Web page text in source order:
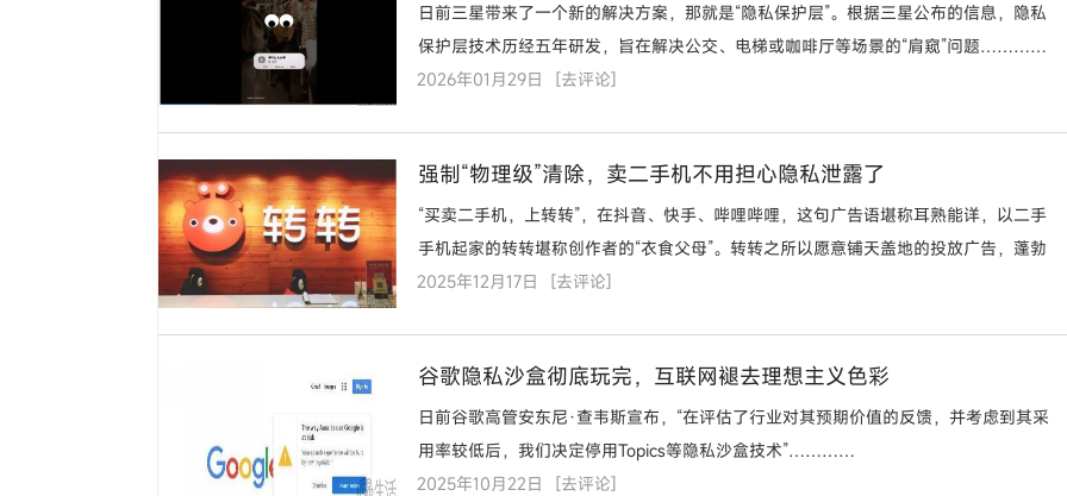
日前三星带来了一个新的解决方案，那就是“隐私保护层”。根据三星公布的信息，隐私
保护层技术历经五年研发，旨在解决公交、电梯或咖啡厅等场景的“肩窥”问题…………
2026年01月29日
[去评论]
强制“物理级”清除，卖二手机不用担心隐私泄露了
“买卖二手机，上转转”，在抖音、快手、哔哩哔哩，这句广告语堪称耳熟能详，以二手
手机起家的转转堪称创作者的“衣食父母”。转转之所以愿意铺天盖地的投放广告，蓬勃
发展的
2025年12月17日 [去评论]
谷歌隐私沙盒彻底玩完，互联网褪去理想主义色彩
日前谷歌高管安东尼·查韦斯宣布，“在评估了行业对其预期价值的反馈，并考虑到其采
用率较低后，我们决定停用Topics等隐私沙盒技术”…………
2025年10月22日
[去评论]